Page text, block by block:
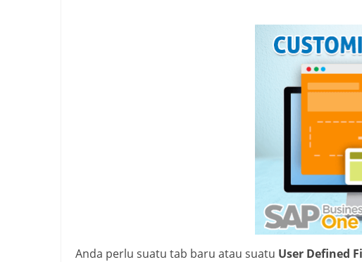
Anda perlu suatu tab baru atau suatu User Defined